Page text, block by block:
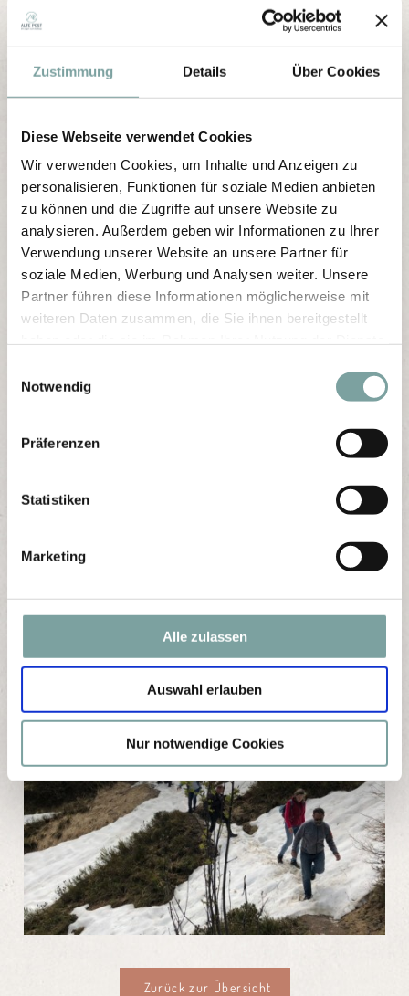
Zustimmung Details Über Cookies
Diese Webseite verwendet Cookies
Wir verwenden Cookies, um Inhalte und Anzeigen zu
personalisieren, Funktionen für soziale Medien anbieten
zu können und die Zugriffe auf unsere Website zu
analysieren. Außerdem geben wir Informationen zu Ihrer
Verwendung unserer Website an unsere Partner für
soziale Medien, Werbung und Analysen weiter. Unsere
Partner führen diese Informationen möglicherweise mit
weiteren Daten zusammen, die Sie ihnen bereitgestellt
l
Notwendig
Präferenzen
Statistiken
Marketing
Alle zulassen
Auswahl erlauben
Nur notwendige Cookies
Zurück zur Übersicht